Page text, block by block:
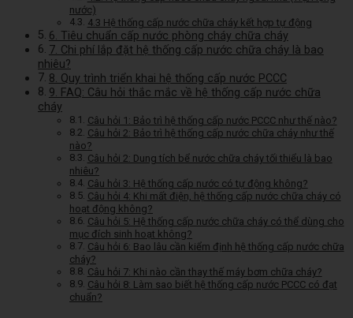
nước)
4.3 Hệ thống cấp nước chữa cháy kết hợp tự động
6. Tiêu chuẩn cấp nước phòng cháy chữa cháy
7. Chi phí lắp đặt hệ thống cấp nước chữa cháy là bao
nhiêu?
8. Quy trình triển khai hệ thống cấp nước PCCC
9. FAQ: Câu hỏi thắc mắc về hệ thống cấp nước chữa
cháy
Câu hỏi 1: Bảo trì hệ thống cấp nước PCCC như thế nào?
Câu hỏi 2: Bảo trì hệ thống cấp nước chữa cháy như thế
nào?
Câu hỏi 2: Dung tích bể nước chữa cháy tối thiểu là bao
nhiêu?
Câu hỏi 3: Hệ thống cấp nước có tự động không?
Câu hỏi 4: Khi mất điện, hệ thống cấp nước chữa cháy có
hoạt động không?
Câu hỏi 5: Hệ thống cấp nước chữa cháy có thể dùng cho
mục đích sinh hoạt không?
Câu hỏi 6: Bao lâu cần kiểm định hệ thống cấp nước chữa
cháy?
Câu hỏi 7: Khi nào cần thay thế máy bơm chữa cháy?
Câu hỏi 8: Làm sao biết hệ thống cấp nước PCCC có đạt
chuẩn?